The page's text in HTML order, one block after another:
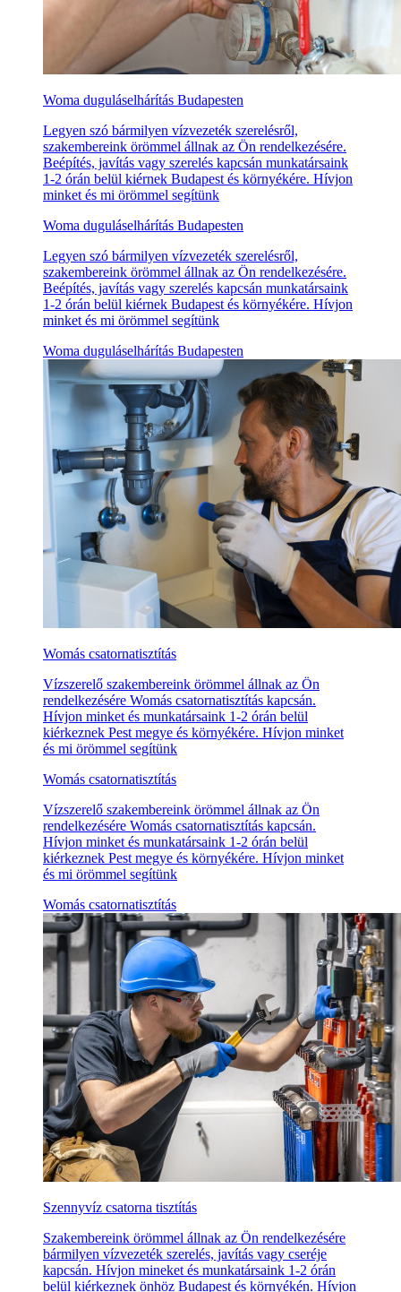
Woma duguláselhárítás Budapesten
Legyen szó bármilyen vízvezeték szerelésről,
szakembereink örömmel állnak az Ön rendelkezésére.
Beépítés, javítás vagy szerelés kapcsán munkatársaink
1-2 órán belül kiérnek Budapest és környékére. Hívjon
minket és mi örömmel segítünk
Woma duguláselhárítás Budapesten
Legyen szó bármilyen vízvezeték szerelésről,
szakembereink örömmel állnak az Ön rendelkezésére.
Beépítés, javítás vagy szerelés kapcsán munkatársaink
1-2 órán belül kiérnek Budapest és környékére. Hívjon
minket és mi örömmel segítünk
Woma duguláselhárítás Budapesten
Womás csatornatisztítás
Vízszerelő szakembereink örömmel állnak az Ön
rendelkezésére Womás csatornatisztítás kapcsán.
Hívjon minket és munkatársaink 1-2 órán belül
kiérkeznek Pest megye és környékére. Hívjon minket
és mi örömmel segítünk
Womás csatornatisztítás
Vízszerelő szakembereink örömmel állnak az Ön
rendelkezésére Womás csatornatisztítás kapcsán.
Hívjon minket és munkatársaink 1-2 órán belül
kiérkeznek Pest megye és környékére. Hívjon minket
és mi örömmel segítünk
Womás csatornatisztítás
Szennyvíz csatorna tisztítás
Szakembereink örömmel állnak az Ön rendelkezésére
bármilyen vízvezeték szerelés, javítás vagy cseréje
kapcsán. Hívjon mineket és munkatársaink 1-2 órán
belül kiérkeznek önhöz Budapest és környékén. Hívjon